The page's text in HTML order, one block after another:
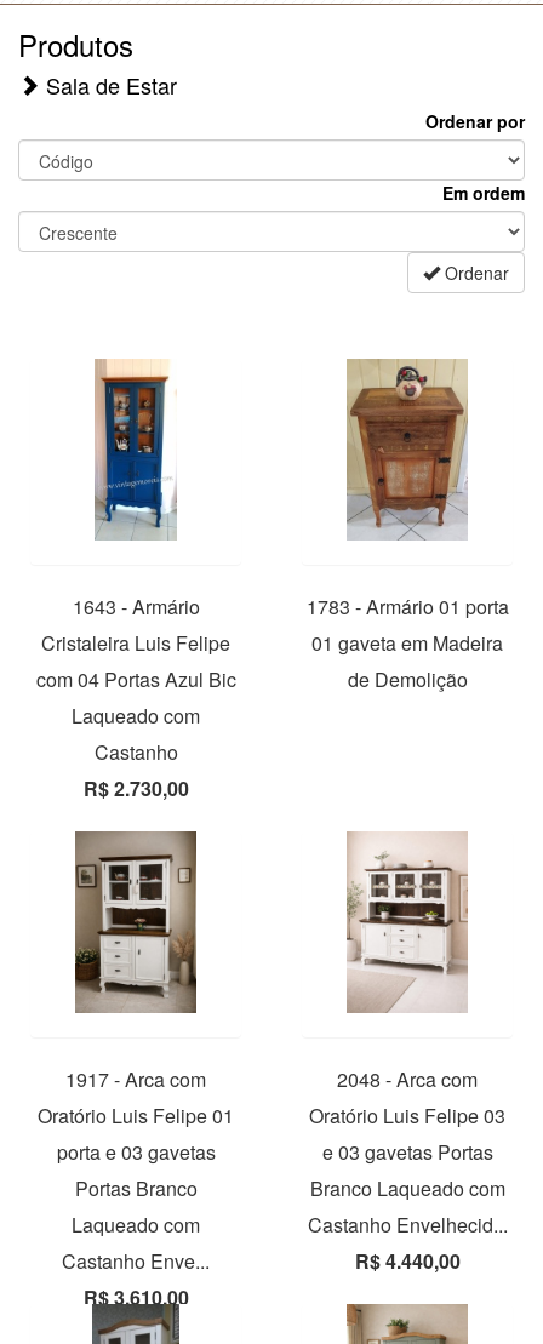
Produtos
Sala de Estar
Ordenar por
Em ordem
Ordenar
1643 - Armário
Cristaleira Luis Felipe
com 04 Portas Azul Bic
Laqueado com
Castanho
R$ 2.730,00
1783 - Armário 01 porta
01 gaveta em Madeira
de Demolição
1917 - Arca com
Oratório Luis Felipe 01
porta e 03 gavetas
Portas Branco
Laqueado com
Castanho Enve...
R$ 3.610,00
2048 - Arca com
Oratório Luis Felipe 03
e 03 gavetas Portas
Branco Laqueado com
Castanho Envelhecid...
R$ 4.440,00